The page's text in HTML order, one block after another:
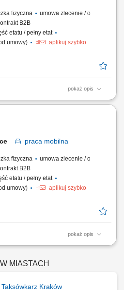
fizyczna
umowa zlecenie / o
B2B
etatu / pełny etat
umowy)
aplikuj szybko
pokaż opis
przewozów osób w Krakowie z
stanu technicznego auta przed
kierunkowskazy, sygnał
praca mobilna
fizyczna
umowa zlecenie / o
B2B
etatu / pełny etat
umowy)
aplikuj szybko
pokaż opis
technicznego samochodu do
i wewnętrznego,
MIASTACH
Taksówkarz Kraków